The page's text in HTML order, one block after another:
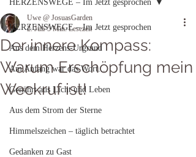
HERZENSWEGE – Im Jetzt gesprochen
Aus dem Herzens-Urgrund
Am Anfang war das Wort...
Genährt aus Licht und Leben
Aus dem Strom der Sterne
Himmelszeichen – täglich betrachtet
Gedanken zu Gast
HERZENSWEGE – Im Jetzt gesprochen
Der innere Kompass:
Warum Erschöpfung mein
Weckruf ist!
Uwe @ JosuasGarden
2. Juli 5 Min. Lesezeit